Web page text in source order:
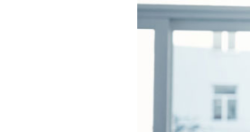
Saiba como gerenciar o seu
Para o Trabalhador